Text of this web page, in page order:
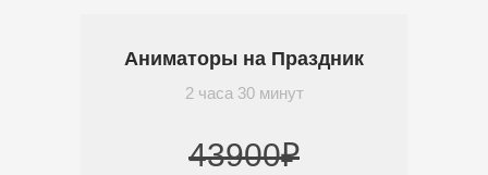
Аниматоры на Праздник
2 часа 30 минут
43900₽